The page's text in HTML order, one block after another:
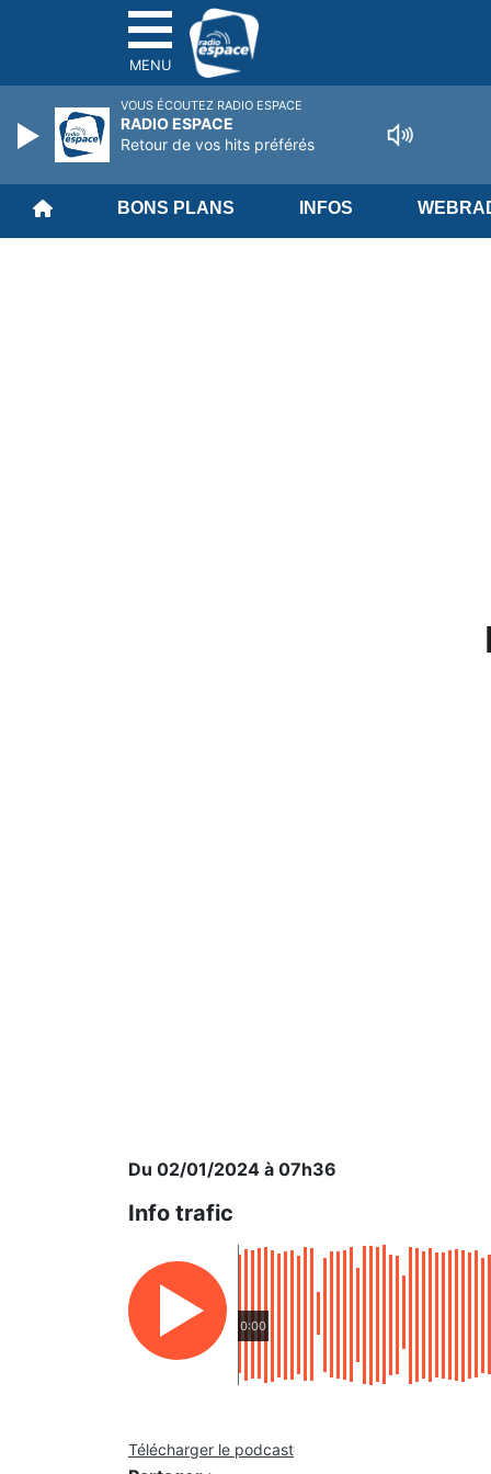
MENU
BONS PLANS INFOS
Du 02/01/2024 à 07h36
Info trafic
0:00
Télécharger le podcast
VOUS ÉCOUTEZ RADIO ESPACE
RADIO ESPACE
Retour de vos hits préférés